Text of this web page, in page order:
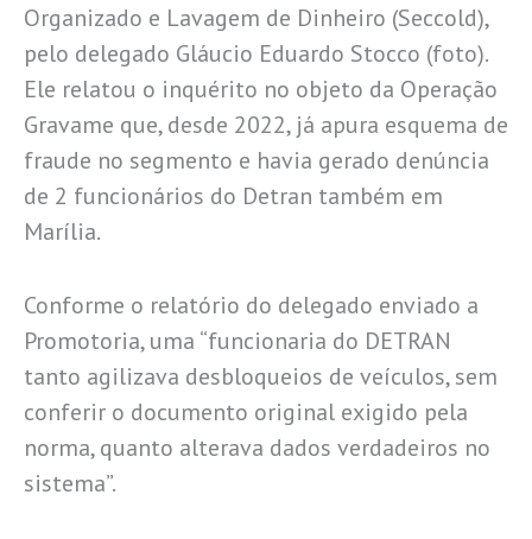
Organizado e Lavagem de Dinheiro (Seccold),
pelo delegado Gláucio Eduardo Stocco (foto).
Ele relatou o inquérito no objeto da Operação
Gravame que, desde 2022, já apura esquema de
fraude no segmento e havia gerado denúncia
de 2 funcionários do Detran também em
Marília.
Conforme o relatório do delegado enviado a
Promotoria, uma “funcionaria do DETRAN
tanto agilizava desbloqueios de veículos, sem
conferir o documento original exigido pela
norma, quanto alterava dados verdadeiros no
sistema”.